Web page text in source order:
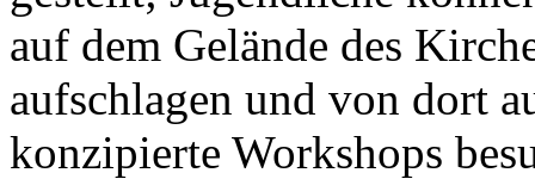
auf dem Gelände des
aufschlagen und von dort
konzipierte Workshops